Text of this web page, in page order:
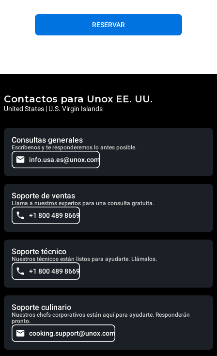
RESERVAR
Contactos para Unox EE. UU.
United States | U.S. Virgin Islands
Consultas generales
Escríbenos y te responderemos lo antes posible.
info.usa.es@unox.com
Soporte de ventas
Llama a nuestros expertos para una consulta gratuita.
+1 800 489 8669
Soporte técnico
Nuestros técnicos están listos para ayudarte. Llámalos.
+1 800 489 8669
Soporte culinario
Nuestros chefs corporativos están aquí para ayudarte. Responderán
pronto.
cooking.support@unox.com